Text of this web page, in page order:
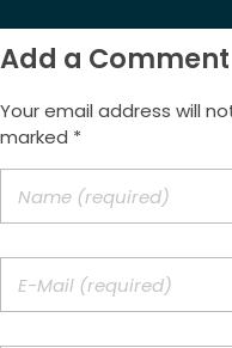
Add a Comment
Your email address will
marked *